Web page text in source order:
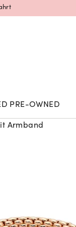
PRE-OWNED
Armband